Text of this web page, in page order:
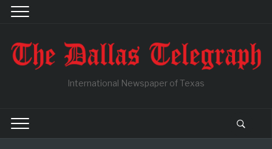
International Newspaper of Texas